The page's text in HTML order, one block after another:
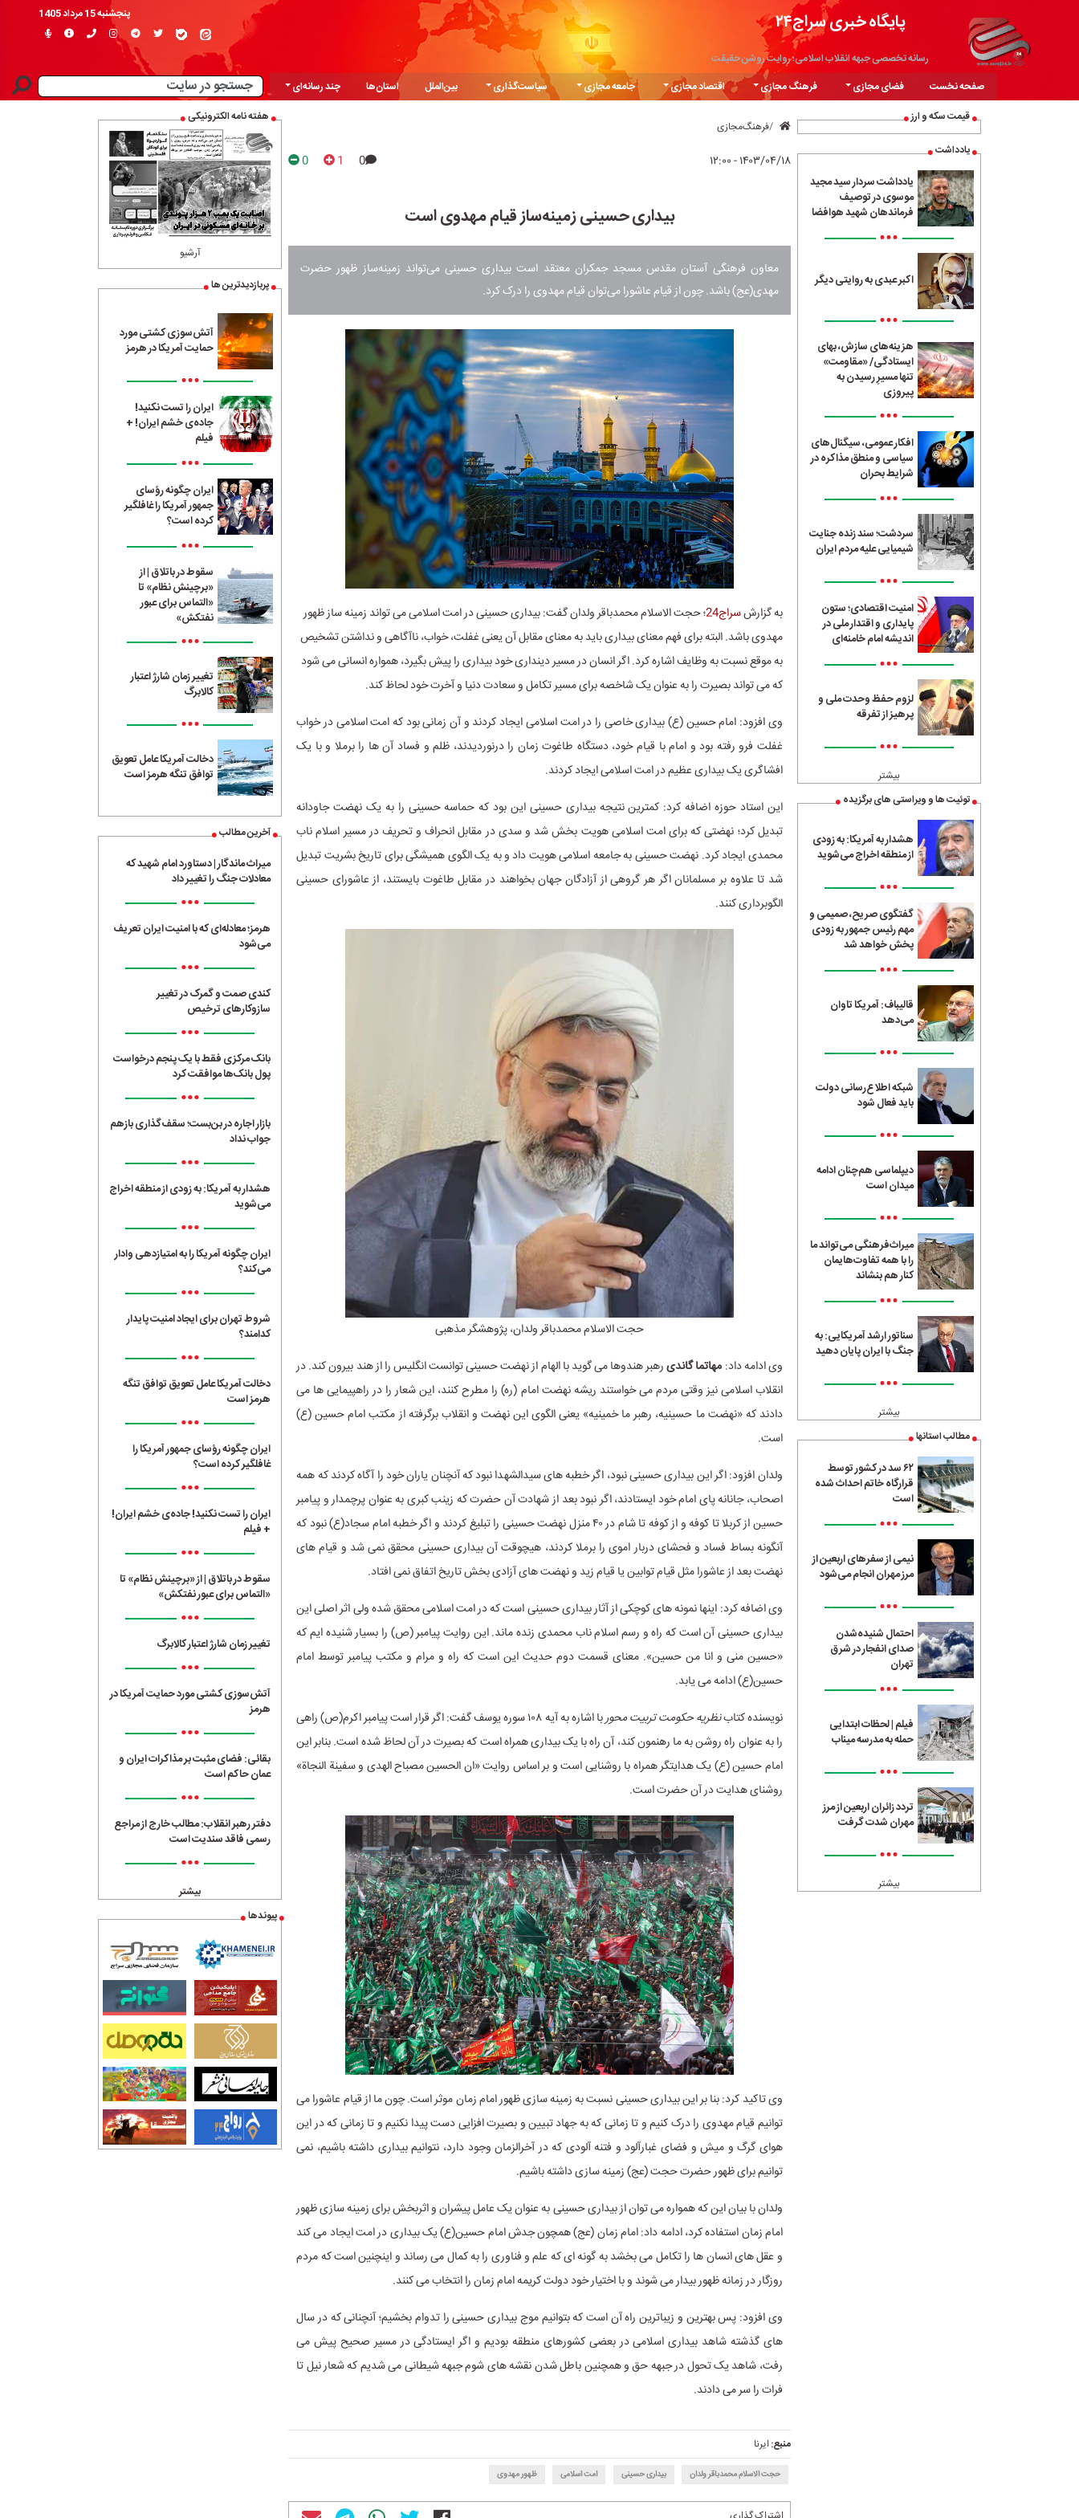
پایگاه خبری سراج۲۴
رسانه تخصصی جبهه انقلاب اسلامی؛ روایت روشن حقیقت
پنجشنبه 15 مرداد 1405
صفحه نخست فضای مجازی فرهنگ مجازی اقتصاد مجازی جامعه مجازی سیاست‌گذاری بین‌الملل استان‌ها
چند رسانه‌ای
قیمت سکه و ارز
یادداشت
یادداشت سردار سید مجید
موسوی در توصیف
فرماندهان شهید هوافضا
•••
اکبر عبدی به روایتی دیگر
•••
هزینه‌های سازش، بهای
ایستادگی/ «مقاومت»
تنها مسیرِ رسیدن به
پیروزی
•••
افکار عمومی، سیگنال‌های
سیاسی و منطق مذاکره در
شرایط بحران
•••
سردشت؛ سند زنده جنایت
شیمیایی علیه مردم ایران
•••
امنیت اقتصادی؛ ستون
پایداری و اقتدار ملی در
اندیشه امام خامنه‌ای
•••
لزوم حفظ وحدت ملی و
پرهیز از تفرقه
•••
بیشتر
توئیت ها و ویراستی های برگزیده
هشدار به آمریکا: به زودی
از منطقه اخراج می‌شوید
•••
گفتگوی صریح، صمیمی و
مهم رئیس جمهور به زودی
پخش خواهد شد
•••
قالیباف: آمریکا تاوان
می‌دهد
•••
شبکه اطلاع‌رسانی دولت
باید فعال شود
•••
دیپلماسی هم‌چنان ادامه
میدان است
•••
میراث‌فرهنگی می‌تواند ما
را با همه تفاوت‌هایمان
کنار هم بنشاند
•••
سناتور ارشد آمریکایی: به
جنگ با ایران پایان دهید
•••
بیشتر
مطالب استانها
۶۲ سد در کشور توسط
قرارگاه خاتم احداث شده
است
•••
نیمی از سفرهای اربعین از
مرز مهران انجام می‌شود
•••
احتمال شنیده‌شدن
صدای انفجار در شرق
تهران
•••
فیلم | لحظات ابتدایی
حمله به مدرسه میناب
•••
تردد زائران اربعین از مرز
مهران شدت گرفت
•••
بیشتر
فرهنگ‌مجازی
۱۴۰۳/۰۴/۱۸ - ۱۲:۰۰ 0
1
0
بیداری حسینی زمینه‌ساز قیام مهدوی است
معاون فرهنگی آستان مقدس مسجد جمکران معتقد است بیداری حسینی می‌تواند زمینه‌ساز ظهور حضرت
مهدی(عج) باشد. چون از قیام عاشورا می‌توان قیام مهدوی را درک کرد.
به گزارشسراج24
؛ حجت الاسلام محمدباقر ولدان گفت: بیداری حسینی در امت اسلامی می تواند زمینه ساز ظهور
مهدوی باشد. البته برای فهم معنای بیداری باید به معنای مقابل آن یعنی غفلت، خواب، ناآگاهی و نداشتن تشخیص
به موقع نسبت به وظایف اشاره کرد. اگر انسان در مسیر دینداری خود بیداری را پیش بگیرد، همواره انسانی می شود
که می تواند بصیرت را به عنوان یک شاخصه برای مسیر تکامل و سعادت دنیا و آخرت خود لحاظ کند.
وی افزود: امام حسین (ع) بیداری خاصی را در امت اسلامی ایجاد کردند و آن زمانی بود که امت اسلامی در خواب
غفلت فرو رفته بود و امام با قیام خود، دستگاه طاغوت زمان را درنوردیدند، ظلم و فساد آن ها را برملا و با یک
افشاگری یک بیداری عظیم در امت اسلامی ایجاد کردند.
این استاد حوزه اضافه کرد: کمترین نتیجه بیداری حسینی این بود که حماسه حسینی را به یک نهضت جاودانه
تبدیل کرد؛ نهضتی که برای امت اسلامی هویت بخش شد و سدی در مقابل انحراف و تحریف در مسیر اسلام ناب
محمدی ایجاد کرد. نهضت حسینی به جامعه اسلامی هویت داد و به یک الگوی همیشگی برای تاریخ بشریت تبدیل
شد تا علاوه بر مسلمانان اگر هر گروهی از آزادگان جهان بخواهند در مقابل طاغوت بایستند، از عاشورای حسینی
الگوبرداری کنند.
حجت الاسلام محمدباقر ولدان، پژوهشگر مذهبی
وی ادامه داد: مهاتما گاندیرهبر هندوها می گوید با الهام از نهضت حسینی توانست انگلیس را از هند بیرون کند. در
انقلاب اسلامی نیز وقتی مردم می خواستند ریشه نهضت امام (ره) را مطرح کنند، این شعار را در راهپیمایی ها می
دادند که «نهضت ما حسینیه، رهبر ما خمینیه» یعنی الگوی این نهضت و انقلاب برگرفته از مکتب امام حسین (ع)
است.
ولدان افزود: اگر این بیداری حسینی نبود، اگر خطبه های سیدالشهدا نبود که آنچنان یاران خود را آگاه کردند که همه
اصحاب، جانانه پای امام خود ایستادند، اگر نبود بعد از شهادت آن حضرت که زینب کبری به عنوان پرچمدار و پیامبر
حسین از کربلا تا کوفه و از کوفه تا شام در ۴۰ منزل نهضت حسینی را تبلیغ کردند و اگر خطبه امام سجاد(ع) نبود که
آنگونه بساط فساد و فحشای دربار اموی را برملا کردند، هیچوقت آن بیداری حسینی محقق نمی شد و قیام های
نهضت بعد از عاشورا مثل قیام توابین یا قیام زید و نهضت های آزادی بخش تاریخ اتفاق نمی افتاد.
وی اضافه کرد: اینها نمونه های کوچکی از آثار بیداری حسینی است که در امت اسلامی محقق شده ولی اثر اصلی این
بیداری حسینی آن است که راه و رسم اسلام ناب محمدی زنده ماند. این روایت پیامبر (ص) را بسیار شنیده ایم که
«حسین منی و انا من حسین». معنای قسمت دوم حدیث این است که راه و مرام و مکتب پیامبر توسط امام
حسین(ع) ادامه می یابد.
نویسنده کتابنظریه حکومت تربیت محور
با اشاره به آیه ۱۰۸ سوره یوسف گفت: اگر قرار است پیامبر اکرم(ص) راهی
را به عنوان راه روشن به ما رهنمون کند، آن راه با یک بیداری همراه است که بصیرت در آن لحاظ شده است. بنابر این
امام حسین (ع) یک هدایتگر همراه با روشنایی است و بر اساس روایت «ان الحسین مصباح الهدی و سفینة النجاة»
روشنای هدایت در آن حضرت است.
وی تاکید کرد: بنا بر این بیداری حسینی نسبت به زمینه سازی ظهور امام زمان موثر است. چون ما از قیام عاشورا می
توانیم قیام مهدوی را درک کنیم و تا زمانی که به جهاد تبیین و بصیرت افزایی دست پیدا نکنیم و تا زمانی که در این
هوای گرگ و میش و فضای غبارآلود و فتنه آلودی که در آخرالزمان وجود دارد، نتوانیم بیداری داشته باشیم، نمی
توانیم برای ظهور حضرت حجت (عج) زمینه سازی داشته باشیم.
ولدان با بیان این که همواره می توان از بیداری حسینی به عنوان یک عامل پیشران و اثربخش برای زمینه سازی ظهور
امام زمان استفاده کرد، ادامه داد: امام زمان (عج) همچون جدش امام حسین(ع) یک بیداری در امت ایجاد می کند
و عقل های انسان ها را تکامل می بخشد به گونه ای که علم و فناوری را به کمال می رساند و اینچنین است که مردم
روزگار در زمانه ظهور بیدار می شوند و با اختیار خود دولت کریمه امام زمان را انتخاب می کنند.
وی افزود: پس بهترین و زیباترین راه آن است که بتوانیم موج بیداری حسینی را تدوام بخشیم؛ آنچنانی که در سال
های گذشته شاهد بیداری اسلامی در بعضی کشورهای منطقه بودیم و اگر ایستادگی در مسیر صحیح پیش می
رفت، شاهد یک تحول در جبهه حق و همچنین باطل شدن نقشه های شوم جبهه شیطانی می شدیم که شعار نیل تا
فرات را سر می دادند.
منبع:ایرنا
حجت الاسلام محمدباقر ولدان بیداری حسینی امت اسلامی ظهور مهدوی
هفته نامه الکترونیکی
آرشیو
پربازدیدترین ها
آتش‌سوزی کشتی مورد
حمایت آمریکا در هرمز
•••
ایران را تست نکنید!
جاده‌ی خشم ایران! +
فیلم
•••
ایران چگونه رؤسای
جمهور آمریکا را غافلگیر
کرده است؟
•••
سقوط در باتلاق | از
«برچینش نظام» تا
«التماس برای عبور
نفتکش»
•••
تغییر زمان شارژ اعتبار
کالابرگ
•••
دخالت آمریکا عامل تعویق
توافق تنگه هرمز است
آخرین مطالب
میراث ماندگار | دستاورد امام شهید که
معادلات جنگ را تغییر داد
•••
هرمز؛ معادله‌ای که با امنیت ایران تعریف
می‌شود
•••
کندی صمت و گمرک در تغییر
سازوکارهای ترخیص
•••
بانک مرکزی فقط با یک‌ پنجم درخواست
پول بانک‌ها موافقت کرد
•••
بازار اجاره در بن‌بست؛ سقف‌گذاری بازهم
جواب نداد
•••
هشدار به آمریکا: به زودی از منطقه اخراج
می‌شوید
•••
ایران چگونه آمریکا را به امتیازدهی وادار
می‌کند؟
•••
شروط تهران برای ایجاد امنیت پایدار
کدامند؟
•••
دخالت آمریکا عامل تعویق توافق تنگه
هرمز است
•••
ایران چگونه رؤسای جمهور آمریکا را
غافلگیر کرده است؟
•••
ایران را تست نکنید! جاده‌ی خشم ایران!
+ فیلم
•••
سقوط در باتلاق | از «برچینش نظام» تا
«التماس برای عبور نفتکش»
•••
تغییر زمان شارژ اعتبار کالابرگ
•••
آتش‌سوزی کشتی مورد حمایت آمریکا در
هرمز
•••
بقائی: فضای مثبت بر مذاکرات ایران و
عمان حاکم است
•••
دفتر رهبر انقلاب: مطالب خارج از مراجع
رسمی فاقد سندیت است
•••
بیشتر
پیوندها